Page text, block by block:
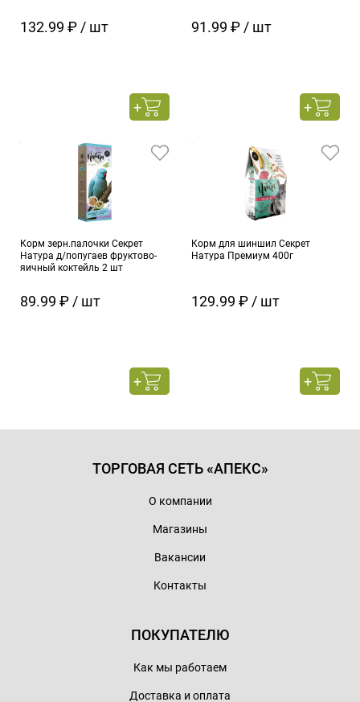
132.99 ₽ / шт 91.99 ₽ / шт
Корм зерн.палочки Секрет
Натура д/попугаев фруктово-
яичный коктейль 2 шт
89.99 ₽ / шт
Корм для шиншил Секрет
Натура Премиум 400г
129.99 ₽ / шт
ТОРГОВАЯ СЕТЬ «АПЕКС»
О компании
Магазины
Вакансии
Контакты
ПОКУПАТЕЛЮ
Как мы работаем
Доставка и оплата